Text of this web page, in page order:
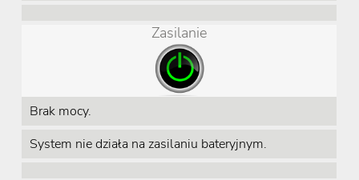
Zasilanie
Brak mocy.
System nie działa na zasilaniu bateryjnym.